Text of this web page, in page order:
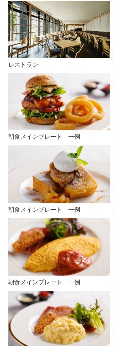
レストラン
朝食メインプレート 一例
朝食メインプレート 一例
朝食メインプレート 一例